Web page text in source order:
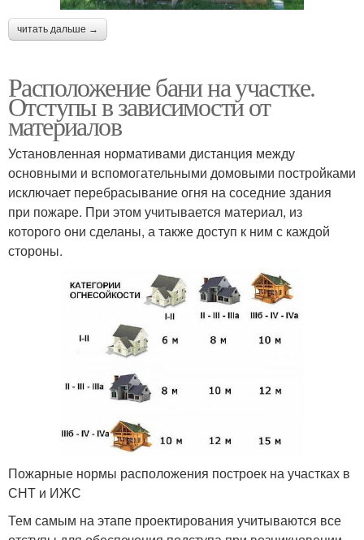
читать дальше →
Расположение бани на участке.
Отступы в зависимости от
материалов
Установленная нормативами дистанция между
основными и вспомогательными домовыми постройками
исключает перебрасывание огня на соседние здания
при пожаре. При этом учитывается материал, из
которого они сделаны, а также доступ к ним с каждой
стороны.
Пожарные нормы расположения построек на участках в
СНТ и ИЖС
Тем самым на этапе проектирования учитываются все